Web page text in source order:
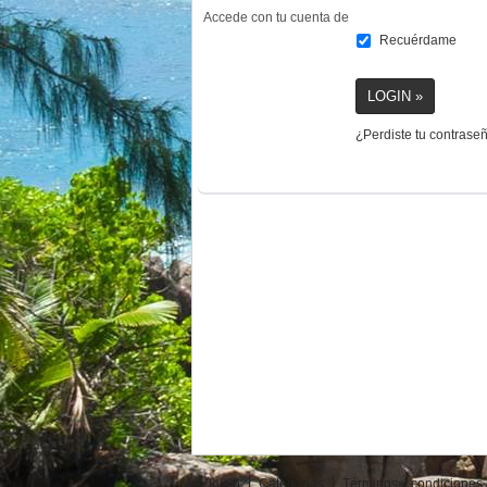
Accede con tu cuenta de
Recuérdame
¿Perdiste tu
Inicio Categorías Términos y condiciones